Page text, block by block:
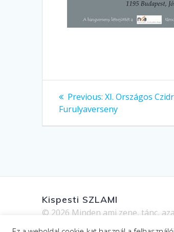
Bejegyzés
navigáció
Previous: Previous
post:
XI. Országos
Furulyaverseny
Kispesti SZLAMI
© 2026 Minden ami zene, tánc,